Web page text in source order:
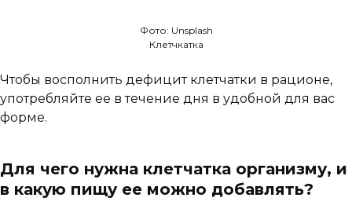
Фото: Unsplash
Клетчкатка
Чтобы восполнить дефицит клетчатки в рационе,
употребляйте ее в течение дня в удобной для вас
форме.
Для чего нужна клетчатка организму, и
в какую пищу ее можно добавлять?